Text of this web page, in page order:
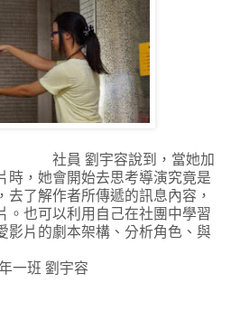
社員 劉宇容說到，當她加
時，她會開始去思考導演究竟是
去了解作者所傳遞的訊息內容，
。也可以利用自己在社團中學習
影片的劇本架構、分析角色、與
一班 劉宇容